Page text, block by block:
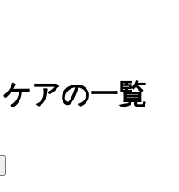
アの一覧